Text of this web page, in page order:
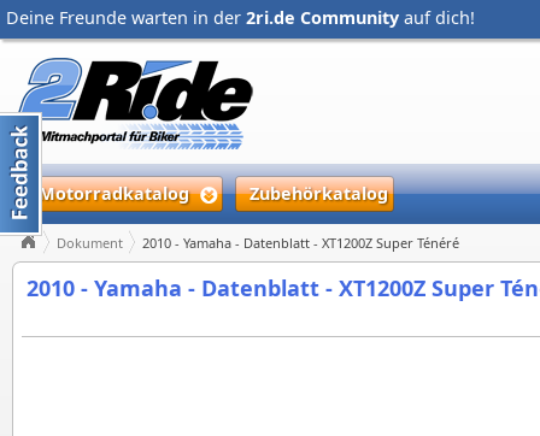
Deine Freunde warten in der 2ri.de Community auf dich!
Motorradkatalog Zubehörkatalog
Dokument 2010 - Yamaha - Datenblatt - XT1200Z Super Ténéré
2010 - Yamaha - Datenblatt - XT1200Z Super